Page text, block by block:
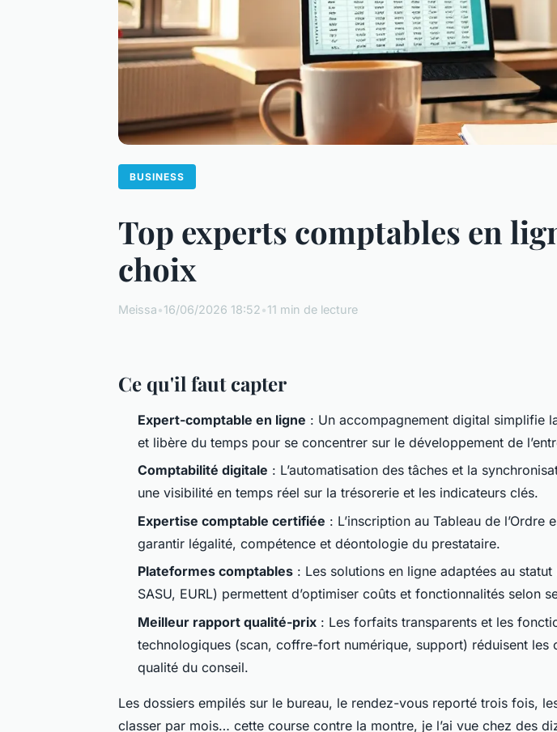
BUSINESS
Top experts comptables en
choix
Meissa•16/06/2026 18:52•11 min de lecture
Ce qu'il faut capter
Expert-comptable en ligne : Un accompagnement digital simplifie
et libère du temps pour se concentrer sur le développement de
Comptabilité digitale : L’automatisation des tâches et la
une visibilité en temps réel sur la trésorerie et les indicateurs clés.
Expertise comptable certifiée : L’inscription au Tableau de l’Ordre
garantir légalité, compétence et déontologie du prestataire.
Plateformes comptables : Les solutions en ligne adaptées au
SASU, EURL) permettent d’optimiser coûts et fonctionnalités selon
Meilleur rapport qualité-prix : Les forfaits transparents et les
technologiques (scan, coffre-fort numérique, support) réduisent les
qualité du conseil.
Les dossiers empilés sur le bureau, le rendez-vous reporté trois fois,
classer par mois… cette course contre la montre, je l’ai vue chez des